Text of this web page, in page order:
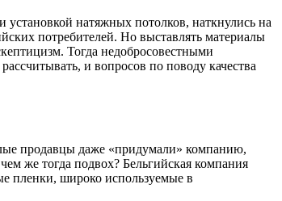
установкой натяжных потолков, наткнулись на
потребителей. Но выставлять материалы
Тогда недобросовестными
и вопросов по поводу качества
продавцы даже «придумали» компанию,
же тогда подвох? Бельгийская компания
пленки, широко используемые в